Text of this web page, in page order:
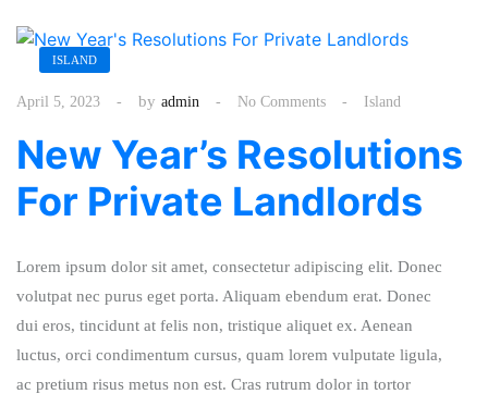
ISLAND
April 5, 2023 by admin No Comments Island
New Year’s Resolutions
For Private Landlords
Lorem ipsum dolor sit amet, consectetur adipiscing elit. Donec
volutpat nec purus eget porta. Aliquam ebendum erat. Donec
dui eros, tincidunt at felis non, tristique aliquet ex. Aenean
luctus, orci condimentum cursus, quam lorem vulputate ligula,
ac pretium risus metus non est. Cras rutrum dolor in tortor